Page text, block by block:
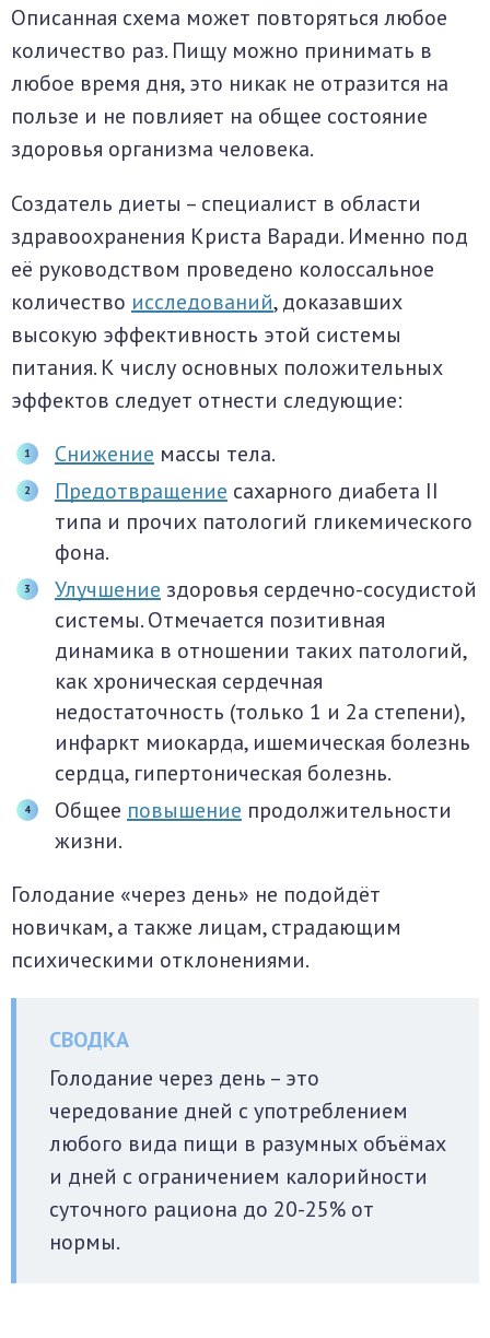
Описанная схема может повторяться любое
количество раз. Пищу можно принимать в
любое время дня, это никак не отразится на
пользе и не повлияет на общее состояние
здоровья организма человека.
Создатель диеты – специалист в области
здравоохранения Криста Варади. Именно под
её руководством проведено колоссальное
количество исследований, доказавших
высокую эффективность этой системы
питания. К числу основных положительных
эффектов следует отнести следующие:
Снижение массы тела.
Предотвращение сахарного диабета II
типа и прочих патологий гликемического
фона.
Улучшение здоровья сердечно-сосудистой
системы. Отмечается позитивная
динамика в отношении таких патологий,
как хроническая сердечная
недостаточность (только 1 и 2а степени),
инфаркт миокарда, ишемическая болезнь
сердца, гипертоническая болезнь.
Общее повышение продолжительности
жизни.
Голодание «через день» не подойдёт
новичкам, а также лицам, страдающим
психическими отклонениями.
Голодание через день – это
чередование дней с употреблением
любого вида пищи в разумных объёмах
и дней с ограничением калорийности
суточного рациона до 20-25% от
нормы.